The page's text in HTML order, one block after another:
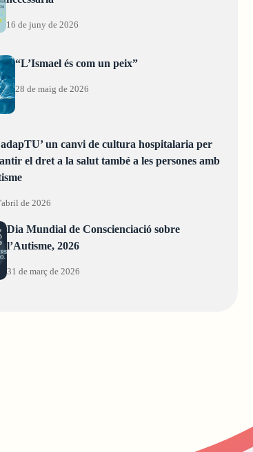
16 de juny de 2026
“L’Ismael és com un peix”
28 de maig de 2026
un canvi de cultura hospitalaria per
el dret a la salut també a les persones amb
de 2026
Dia Mundial de Conscienciació sobre
l’Autisme, 2026
31 de març de 2026